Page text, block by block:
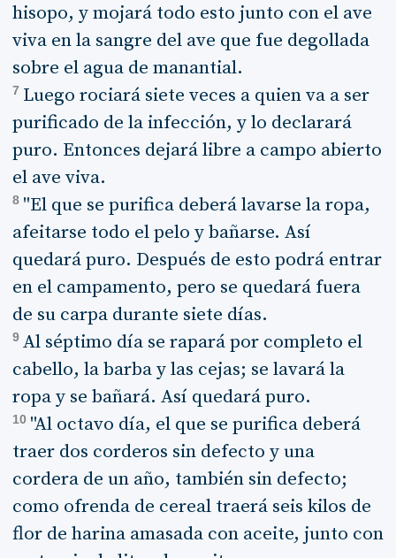
hisopo, y mojará todo esto junto con el ave
viva en la sangre del ave que fue degollada
sobre el agua de manantial.
7 Luego rociará siete veces a quien va a ser
purificado de la infección, y lo declarará
puro. Entonces dejará libre a campo abierto
el ave viva.
8 "El que se purifica deberá lavarse la ropa,
afeitarse todo el pelo y bañarse. Así
quedará puro. Después de esto podrá entrar
en el campamento, pero se quedará fuera
de su carpa durante siete días.
9 Al séptimo día se rapará por completo el
cabello, la barba y las cejas; se lavará la
ropa y se bañará. Así quedará puro.
10 "Al octavo día, el que se purifica deberá
traer dos corderos sin defecto y una
cordera de un año, también sin defecto;
como ofrenda de cereal traerá seis kilos de
flor de harina amasada con aceite, junto con